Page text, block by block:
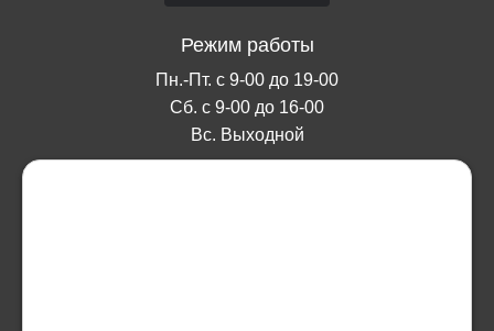
Режим работы
Пн.-Пт. с 9-00 до 19-00
Сб. с 9-00 до 16-00
Вс. Выходной